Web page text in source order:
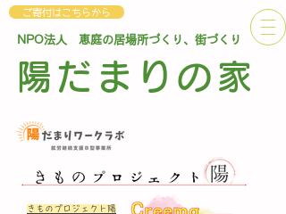
陽だまりの家
NPO法人 恵庭の居場所づくり、街づくり
ご寄付はこちらから
きものプロジェクト陽